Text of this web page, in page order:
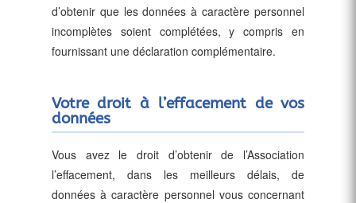
d’obtenir que les données à caractère personnel
incomplètes soient complétées, y compris en
fournissant une déclaration complémentaire.
Votre droit à l’effacement de vos
données
Vous avez le droit d’obtenir de l’Association
l’effacement, dans les meilleurs délais, de
données à caractère personnel vous concernant